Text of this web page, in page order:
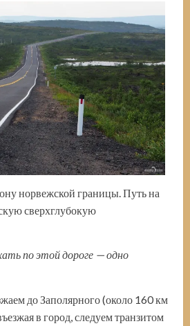
норвежской границы. Путь на
сверхглубокую
по этой дороге — одно
до Заполярного (около 160 км
в город, следуем транзитом